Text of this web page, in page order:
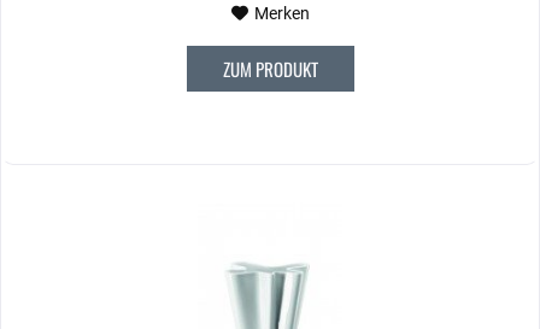
Merken
ZUM PRODUKT